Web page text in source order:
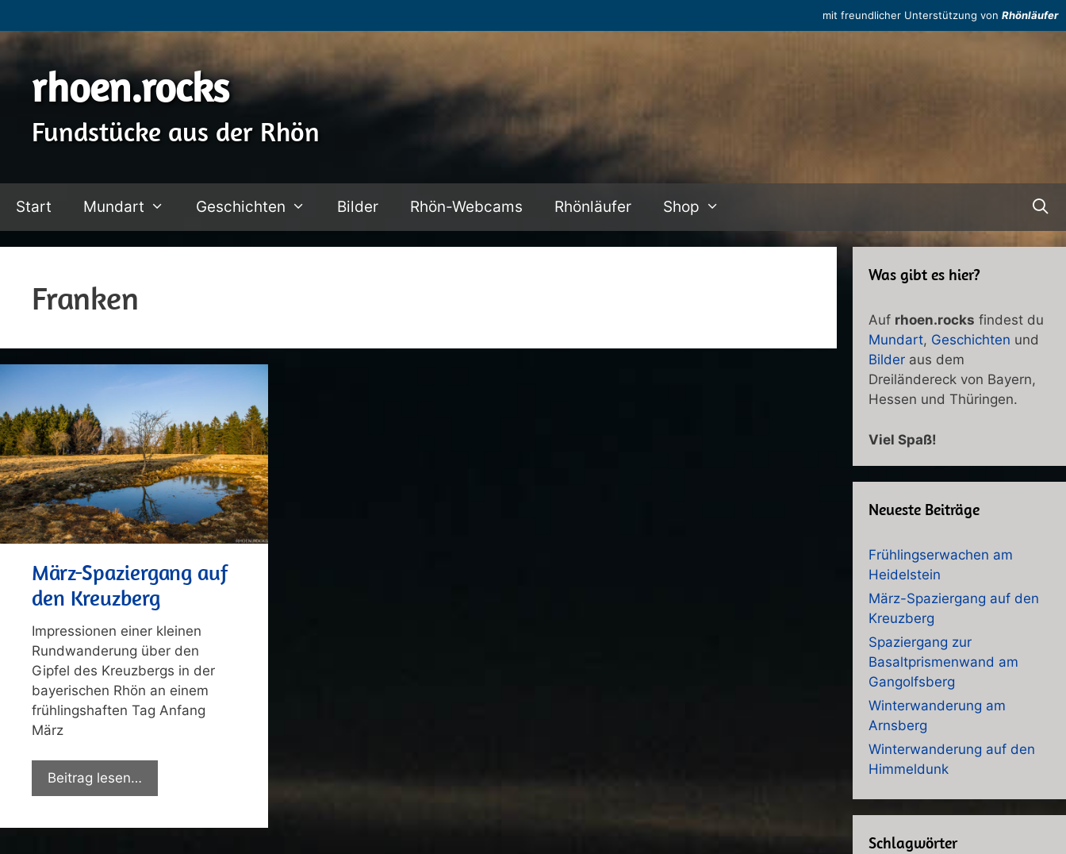
Inhalt
mit freundlicher Unterstützung von Rhönläufer
rhoen.rocks
Fundstücke aus der Rhön
Start Mundart Geschichten Bilder Rhön-Webcams Rhönläufer Shop
Franken
März-Spaziergang auf
den Kreuzberg
Impressionen einer kleinen
Rundwanderung über den
Gipfel des Kreuzbergs in der
bayerischen Rhön an einem
frühlingshaften Tag Anfang
März
Beitrag lesen…
Was gibt es hier?
Auf rhoen.rocks findest du
Mundart, Geschichten und
Bilder aus dem
Dreiländereck von Bayern,
Hessen und Thüringen.
Viel Spaß!
Neueste Beiträge
Frühlingserwachen am
Heidelstein
März-Spaziergang auf den
Kreuzberg
Spaziergang zur
Basaltprismenwand am
Gangolfsberg
Winterwanderung am
Arnsberg
Winterwanderung auf den
Himmeldunk
Schlagwörter